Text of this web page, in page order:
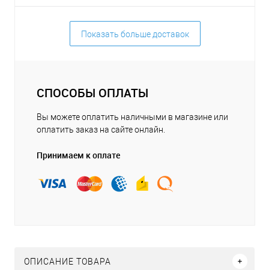
Показать больше доставок
СПОСОБЫ ОПЛАТЫ
Вы можете оплатить наличными в магазине или
оплатить заказ на сайте онлайн.
Принимаем к оплате
ОПИСАНИЕ ТОВАРА